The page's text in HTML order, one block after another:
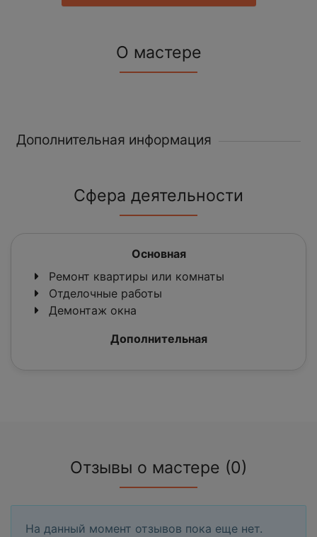
О мастере
Дополнительная информация
Сфера деятельности
Основная
Ремонт квартиры или комнаты
Отделочные работы
Демонтаж окна
Дополнительная
Отзывы о мастере (0)
На данный момент отзывов пока еще нет.